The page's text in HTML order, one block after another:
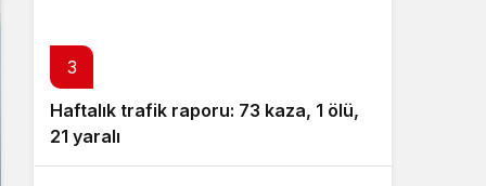
3
Haftalık trafik raporu: 73 kaza, 1 ölü,
21 yaralı